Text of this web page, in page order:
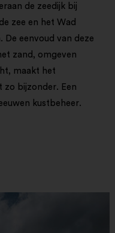
de zeedijk bij
zee en het Wad
De eenvoud van deze
zand, omgeven
maakt het
zo bijzonder. Een
kustbeheer.